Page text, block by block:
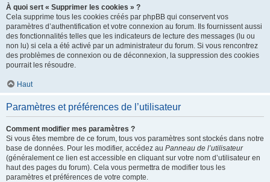
À quoi sert « Supprimer les cookies » ?
Cela supprime tous les cookies créés par phpBB qui conservent vos
paramètres d’authentification et votre connexion au forum. Ils fournissent aussi
des fonctionnalités telles que les indicateurs de lecture des messages (lu ou
non lu) si cela a été activé par un administrateur du forum. Si vous rencontrez
des problèmes de connexion ou de déconnexion, la suppression des cookies
pourrait les résoudre.
Haut
Paramètres et préférences de l’utilisateur
Comment modifier mes paramètres ?
Si vous êtes membre de ce forum, tous vos paramètres sont stockés dans notre
base de données. Pour les modifier, accédez au Panneau de l’utilisateur
(généralement ce lien est accessible en cliquant sur votre nom d’utilisateur en
haut des pages du forum). Cela vous permettra de modifier tous les
paramètres et préférences de votre compte.